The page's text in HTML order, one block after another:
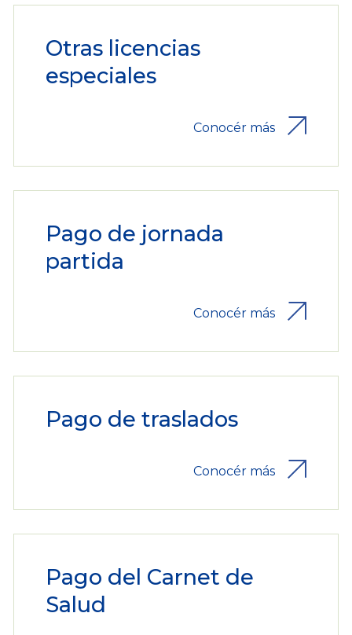
Otras licencias
especiales
Conocér más
Pago de jornada
partida
Conocér más
Pago de traslados
Conocér más
Pago del Carnet de
Salud